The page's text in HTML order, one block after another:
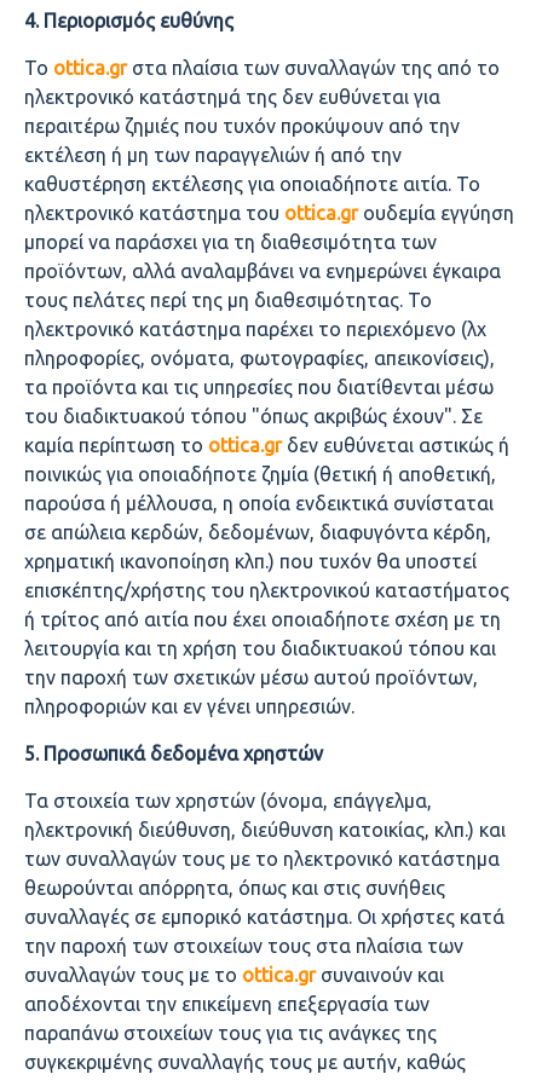
4. Περιορισμός ευθύνης
Το ottica.grστα πλαίσια των συναλλαγών της από το
ηλεκτρονικό κατάστημά της δεν ευθύνεται για
περαιτέρω ζημιές που τυχόν προκύψουν από την
εκτέλεση ή μη των παραγγελιών ή από την
καθυστέρηση εκτέλεσης για οποιαδήποτε αιτία. Το
ηλεκτρονικό κατάστημα του ottica.grουδεμία εγγύηση
μπορεί να παράσχει για τη διαθεσιμότητα των
προϊόντων, αλλά αναλαμβάνει να ενημερώνει έγκαιρα
τους πελάτες περί της μη διαθεσιμότητας. Το
ηλεκτρονικό κατάστημα παρέχει το περιεχόμενο (λχ
πληροφορίες, ονόματα, φωτογραφίες, απεικονίσεις),
τα προϊόντα και τις υπηρεσίες που διατίθενται μέσω
του διαδικτυακού τόπου "όπως ακριβώς έχουν". Σε
καμία περίπτωση το ottica.gr δεν ευθύνεται αστικώς ή
ποινικώς για οποιαδήποτε ζημία (θετική ή αποθετική,
παρούσα ή μέλλουσα, η οποία ενδεικτικά συνίσταται
σε απώλεια κερδών, δεδομένων, διαφυγόντα κέρδη,
χρηματική ικανοποίηση κλπ.) που τυχόν θα υποστεί
επισκέπτης/χρήστης του ηλεκτρονικού καταστήματος
ή τρίτος από αιτία που έχει οποιαδήποτε σχέση με τη
λειτουργία και τη χρήση του διαδικτυακού τόπου και
την παροχή των σχετικών μέσω αυτού προϊόντων,
πληροφοριών και εν γένει υπηρεσιών.
5. Προσωπικά δεδομένα χρηστών
Τα στοιχεία των χρηστών (όνομα, επάγγελμα,
ηλεκτρονική διεύθυνση, διεύθυνση κατοικίας, κλπ.) και
των συναλλαγών τους με το ηλεκτρονικό κατάστημα
θεωρούνται απόρρητα, όπως και στις συνήθεις
συναλλαγές σε εμπορικό κατάστημα. Οι χρήστες κατά
την παροχή των στοιχείων τους στα πλαίσια των
συναλλαγών τους με το ottica.grσυναινούν και
αποδέχονται την επικείμενη επεξεργασία των
παραπάνω στοιχείων τους για τις ανάγκες της
συγκεκριμένης συναλλαγής τους με αυτήν, καθώς